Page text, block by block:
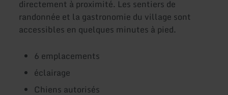
directement à proximité. Les sentiers de
randonnée et la gastronomie du village sont
accessibles en quelques minutes à pied.
6 emplacements
éclairage
Chiens autorisés